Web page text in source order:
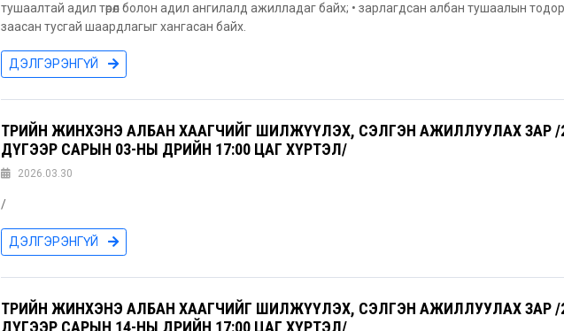
тушаалтай адил төрөл болон адил ангилалд ажилладаг байх; • зарлагдсан албан тушаалын
заасан тусгай шаардлагыг хангасан байх.
ДЭЛГЭРЭНГҮЙ
ТӨРИЙН ЖИНХЭНЭ АЛБАН ХААГЧИЙГ ШИЛЖҮҮЛЭХ, СЭЛГЭН АЖИЛЛУУЛАХ ЗАР /
ДҮГЭЭР САРЫН 03-НЫ ӨДРИЙН 17:00 ЦАГ ХҮРТЭЛ/
2026.03.30
/
ДЭЛГЭРЭНГҮЙ
ТӨРИЙН ЖИНХЭНЭ АЛБАН ХААГЧИЙГ ШИЛЖҮҮЛЭХ, СЭЛГЭН АЖИЛЛУУЛАХ ЗАР /
ДҮГЭЭР САРЫН 14-НЫ ӨДРИЙН 17:00 ЦАГ ХҮРТЭЛ/